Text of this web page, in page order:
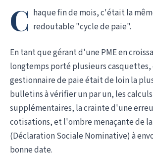
C haque fin de mois, c'était la
redoutable "cycle de paie".
En tant que gérant d'une PME en
longtemps porté plusieurs casquettes,
gestionnaire de paie était de loin la
bulletins à vérifier un par un, les
supplémentaires, la crainte d'une
cotisations, et l'ombre menaçante de la
(Déclaration Sociale Nominative) à
bonne date.